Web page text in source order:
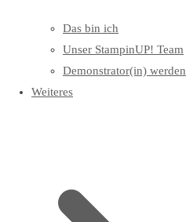
Das bin ich
Unser StampinUP! Team
Demonstrator(in) werden
Weiteres